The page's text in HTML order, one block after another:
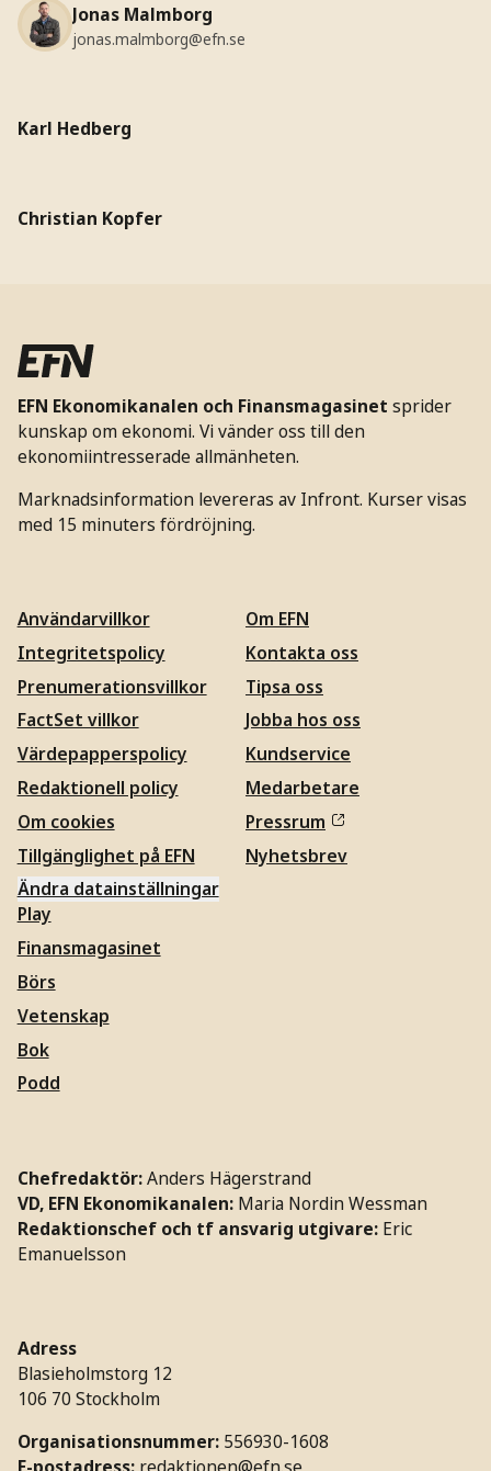
Jonas Malmborg
jonas.malmborg@efn.se
Karl Hedberg
Christian Kopfer
EFN Ekonomikanalen och Finansmagasinet sprider
kunskap om ekonomi. Vi vänder oss till den
ekonomiintresserade allmänheten.
Marknadsinformation levereras av Infront. Kurser visas
med 15 minuters fördröjning.
Användarvillkor
Integritetspolicy
Prenumerationsvillkor
FactSet villkor
Värdepapperspolicy
Redaktionell policy
Om cookies
Tillgänglighet på EFN
Ändra datainställningar
Om EFN
Kontakta oss
Tipsa oss
Jobba hos oss
Kundservice
Medarbetare
Pressrum
Nyhetsbrev
Play
Finansmagasinet
Börs
Vetenskap
Bok
Podd
Chefredaktör:Anders Hägerstrand
VD, EFN Ekonomikanalen: Maria Nordin Wessman
Redaktionschef och tf ansvarig utgivare: Eric
Emanuelsson
Adress
Blasieholmstorg 12
106 70 Stockholm
Organisationsnummer: 556930-1608